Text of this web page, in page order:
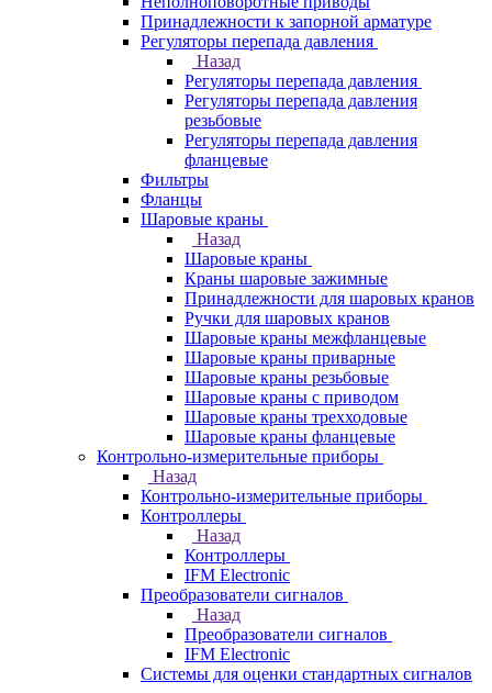
Принадлежности к запорной арматуре
Регуляторы перепада давления
Назад
Регуляторы перепада давления
Регуляторы перепада давления
резьбовые
Регуляторы перепада давления
фланцевые
Фильтры
Фланцы
Шаровые краны
Назад
Шаровые краны
Краны шаровые зажимные
Принадлежности для шаровых кранов
Ручки для шаровых кранов
Шаровые краны межфланцевые
Шаровые краны приварные
Шаровые краны резьбовые
Шаровые краны с приводом
Шаровые краны трехходовые
Шаровые краны фланцевые
Контрольно-измерительные приборы
Назад
Контрольно-измерительные приборы
Контроллеры
Назад
Контроллеры
IFM Electronic
Преобразователи сигналов
Назад
Преобразователи сигналов
IFM Electronic
Системы для оценки стандартных сигналов